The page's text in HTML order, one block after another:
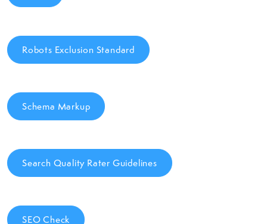
Robots Exclusion Standard
Schema Markup
Search Quality Rater Guidelines
SEO Check